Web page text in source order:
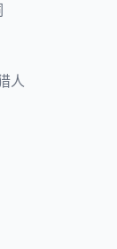
人